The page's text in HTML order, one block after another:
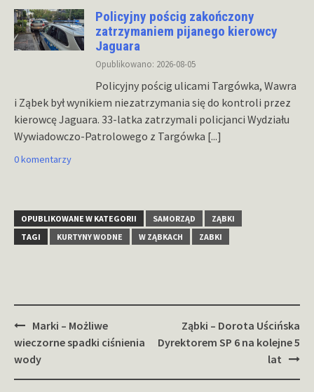
Policyjny pościg zakończony
zatrzymaniem pijanego kierowcy
Jaguara
Opublikowano: 2026-08-05
Policyjny pościg ulicami Targówka, Wawra
i Ząbek był wynikiem niezatrzymania się do kontroli przez
kierowcę Jaguara. 33-latka zatrzymali policjanci Wydziału
Wywiadowczo-Patrolowego z Targówka [...]
0 komentarzy
OPUBLIKOWANE W KATEGORII SAMORZĄD
ZĄBKI
TAGI
KURTYNY WODNE W ZĄBKACH ZABKI
Zobacz
wpisy
Marki – Możliwe
wieczorne spadki ciśnienia
wody
Ząbki – Dorota Uścińska
Dyrektorem SP 6 na kolejne 5
lat